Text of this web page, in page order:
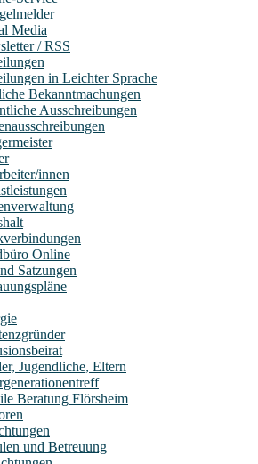
Media
/ RSS
in Leichter Sprache
Bekanntmachungen
Ausschreibungen
innen
Online
Satzungen
Jugendliche, Eltern
Beratung Flörsheim
und Betreuung